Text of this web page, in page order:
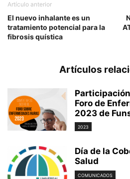
Artículo anterior
El nuevo inhalante es un
tratamiento potencial para la
fibrosis quística
Artículos
Participación
Foro de
2023 de
2023
Día de la
Salud
COMUNICADOS